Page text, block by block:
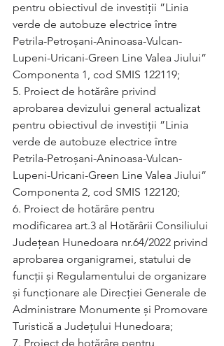
pentru obiectivul de investiții ”Linia
verde de autobuze electrice între
Petrila-Petroșani-Aninoasa-Vulcan-
Lupeni-Uricani-Green Line Valea Jiului”
Componenta 1, cod SMIS 122119;
5. Proiect de hotărâre privind
aprobarea devizului general actualizat
pentru obiectivul de investiții ”Linia
verde de autobuze electrice între
Petrila-Petroșani-Aninoasa-Vulcan-
Lupeni-Uricani-Green Line Valea Jiului”
Componenta 2, cod SMIS 122120;
6. Proiect de hotărâre pentru
modificarea art.3 al Hotărârii Consiliului
Județean Hunedoara nr.64/2022 privind
aprobarea organigramei, statului de
funcții și Regulamentului de organizare
și funcționare ale Direcției Generale de
Administrare Monumente și Promovare
Turistică a Județului Hunedoara;
7. Proiect de hotărâre pentru